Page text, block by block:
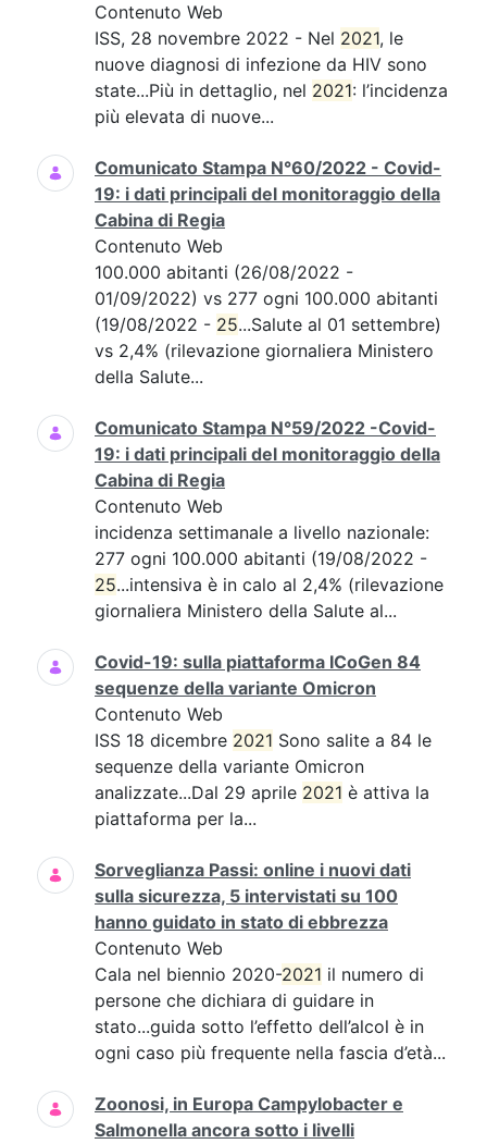
Contenuto Web
ISS, 28 novembre 2022 - Nel 2021, le
nuove diagnosi di infezione da HIV sono
state...Più in dettaglio, nel 2021: l’incidenza
più elevata di nuove...
Comunicato Stampa N°60/2022 - Covid-
19: i dati principali del monitoraggio della
Cabina di Regia
Contenuto Web
100.000 abitanti (26/08/2022 -
01/09/2022) vs 277 ogni 100.000 abitanti
(19/08/2022 - 25...Salute al 01 settembre)
vs 2,4% (rilevazione giornaliera Ministero
della Salute...
Comunicato Stampa N°59/2022 -Covid-
19: i dati principali del monitoraggio della
Cabina di Regia
Contenuto Web
incidenza settimanale a livello nazionale:
277 ogni 100.000 abitanti (19/08/2022 -
25...intensiva è in calo al 2,4% (rilevazione
giornaliera Ministero della Salute al...
Covid-19: sulla piattaforma ICoGen 84
sequenze della variante Omicron
Contenuto Web
ISS 18 dicembre 2021 Sono salite a 84 le
sequenze della variante Omicron
analizzate...Dal 29 aprile 2021 è attiva la
piattaforma per la...
Sorveglianza Passi: online i nuovi dati
sulla sicurezza, 5 intervistati su 100
hanno guidato in stato di ebbrezza
Contenuto Web
Cala nel biennio 2020-2021 il numero di
persone che dichiara di guidare in
stato...guida sotto l’effetto dell’alcol è in
ogni caso più frequente nella fascia d’età...
Zoonosi, in Europa Campylobacter e
Salmonella ancora sotto i livelli